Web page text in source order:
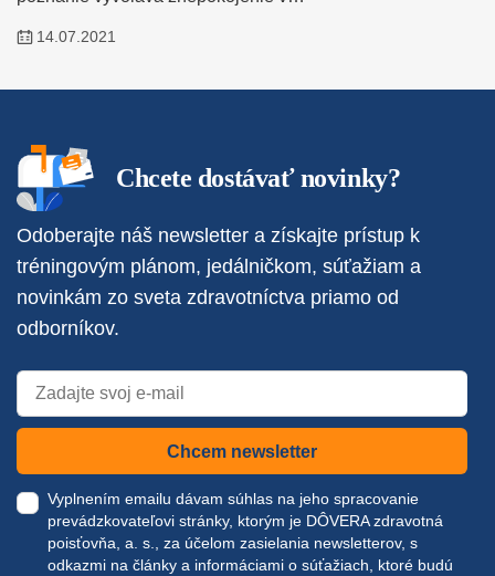
14.07.2021
Chcete dostávať novinky?
Odoberajte náš newsletter a získajte prístup k
tréningovým plánom, jedálničkom, súťažiam a
novinkám zo sveta zdravotníctva priamo od
odborníkov.
Chcem newsletter
Vyplnením emailu dávam súhlas na jeho spracovanie
prevádzkovateľovi stránky, ktorým je DÔVERA zdravotná
poisťovňa, a. s., za účelom zasielania newsletterov, s
odkazmi na články a informáciami o súťažiach, ktoré budú